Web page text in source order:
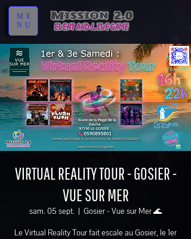
ME
NU
VIRTUAL REALITY TOUR - GOSIER -
VUE SUR MER
sam. 05 sept.
  |
Gosier - Vue sur Mer 🌊
Le Virtual Reality Tour fait escale au Gosier, le 1er